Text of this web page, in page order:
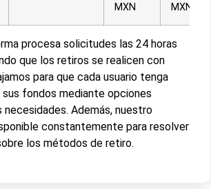
MXN
MXN
procesa solicitudes las 24 horas
que los retiros se realicen con
para que cada usuario tenga
fondos mediante opciones
necesidades. Además, nuestro
constantemente para resolver
los métodos de retiro.